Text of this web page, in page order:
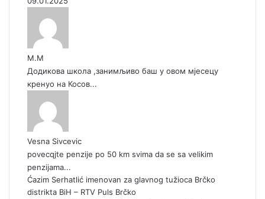
М.М
Додикова школа ,занимљиво баш у овом мјесецу
кренуо на Косов...
Vesna Sivcevic
povecqjte penzije po 50 km svima da se sa velikim
penzijama...
Ćazim Serhatlić imenovan za glavnog tužioca Brčko
distrikta BiH – RTV Puls Brčko